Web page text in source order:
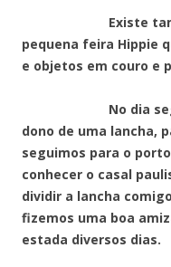
Existe também
pequena feira Hippie
e objetos em couro e
No dia
dono de uma lancha,
seguimos para o
conhecer o casal
dividir a lancha
fizemos uma boa
estada diversos dias.